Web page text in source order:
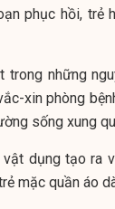
phục hồi, trẻ
trong những
xin phòng
sống xung
dụng tạo ra
mặc quần áo